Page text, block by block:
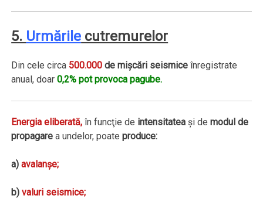
5. Urmările cutremurelor
Din cele circa 500.000 de mişcări seismice înregistrate
anual, doar0,2% pot provoca pagube.
Energia eliberată, în funcţie de intensitatea şi demodul de
propagare a undelor, poateproduce:
a)avalanşe;
b)valuri seismice;